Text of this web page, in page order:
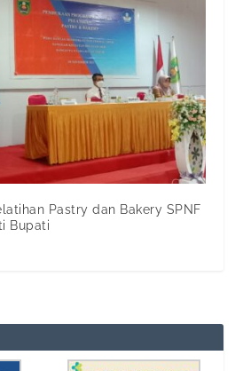
Pastry dan Bakery SPNF
Bupati